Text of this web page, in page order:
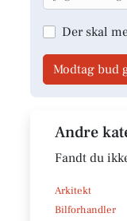
Der skal
Modtag bud
Andre
Fandt du
Arkitekt
Bilforhandler